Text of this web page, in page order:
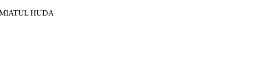
HUDA